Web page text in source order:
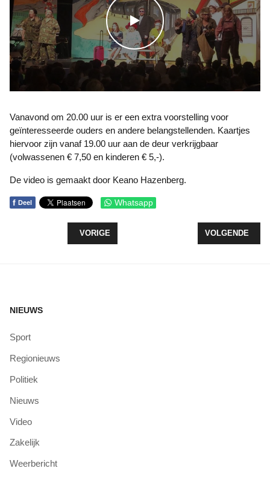
WATCH THE VIDEO
Vanavond om 20.00 uur is er een extra voorstelling voor
geïnteresseerde ouders en andere belangstellenden. Kaartjes
hiervoor zijn vanaf 19.00 uur aan de deur verkrijgbaar
(volwassenen € 7,50 en kinderen € 5,-).
De video is gemaakt door Keano Hazenberg.
f Deel Whatsapp
VORIG ARTIKEL: BROODJES BAKKEN –
VORIGE VOLGENDE
VOLGENDE
NIEUWS
Sport
Regionieuws
Politiek
Nieuws
Video
Zakelijk
Weerbericht